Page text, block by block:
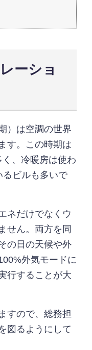
ーショ
）は空調の世界
す。この時期は
、冷暖房は使わ
ビルも多いで
ネだけでなくウ
せん。両方を同
の日の天候や外
外気モードに
行することが大
すので、総務担
図るようにして